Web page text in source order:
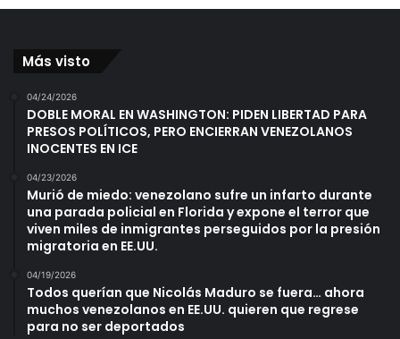
Más visto
04/24/2026
DOBLE MORAL EN WASHINGTON: PIDEN LIBERTAD PARA
PRESOS POLÍTICOS, PERO ENCIERRAN VENEZOLANOS
INOCENTES EN ICE
04/23/2026
Murió de miedo: venezolano sufre un infarto durante
una parada policial en Florida y expone el terror que
viven miles de inmigrantes perseguidos por la presión
migratoria en EE.UU.
04/19/2026
Todos querían que Nicolás Maduro se fuera… ahora
muchos venezolanos en EE.UU. quieren que regrese
para no ser deportados